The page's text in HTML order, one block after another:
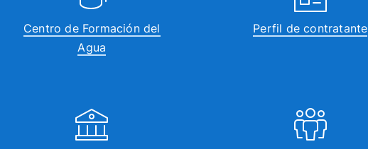
Centro de Formación del
Agua
Perfil de contratante